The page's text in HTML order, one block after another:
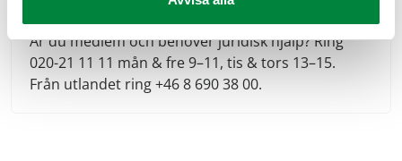
Är du medlem och behöver juridisk hjälp? Ring
020-21 11 11 mån & fre 9–11, tis & tors 13–15.
Från utlandet ring +46 8 690 38 00.